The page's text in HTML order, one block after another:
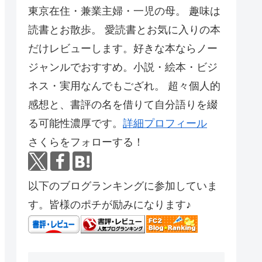
東京在住・兼業主婦・一児の母。 趣味は
読書とお散歩。 愛読書とお気に入りの本
だけレビューします。好きな本ならノー
ジャンルでおすすめ。小説・絵本・ビジ
ネス・実用なんでもござれ。 超々個人的
感想と、書評の名を借りて自分語りを綴
る可能性濃厚です。 詳細プロフィール
さくらをフォローする！
以下のブログランキングに参加していま
す。皆様のポチが励みになります♪